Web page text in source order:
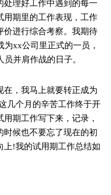
处理好工作中遇到的每一
用期里的工作表现，工作
价进行综合考察。我期待
xx公司里正式的一员，
并肩作战的日子。
在，我马上就要转正成为
几个月的辛苦工作终于开
期工作写下来，记录，
时候也不要忘了现在的初
上!我的试用期工作总结如